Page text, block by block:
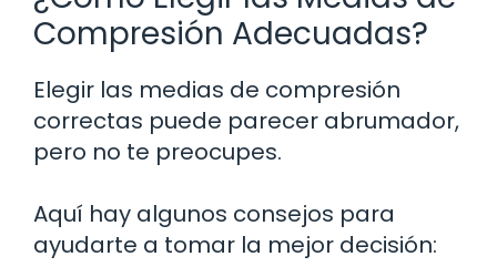
Compresión Adecuadas?
Elegir las medias de compresión
correctas puede parecer abrumador,
pero no te preocupes.
Aquí hay algunos consejos para
ayudarte a tomar la mejor decisión: